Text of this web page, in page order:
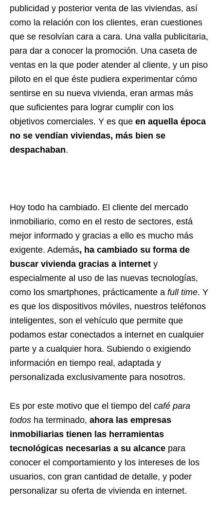
publicidad y posterior venta de las viviendas, así
como la relación con los clientes, eran cuestiones
que se resolvían cara a cara. Una valla publicitaria,
para dar a conocer la promoción. Una caseta de
ventas en la que poder atender al cliente, y un piso
piloto en el que éste pudiera experimentar cómo
sentirse en su nueva vivienda, eran armas más
que suficientes para lograr cumplir con los
objetivos comerciales. Y es que en aquella época
no se vendían viviendas, más bien se
despachaban.
Hoy todo ha cambiado. El cliente del mercado
inmobiliario, como en el resto de sectores, está
mejor informado y gracias a ello es mucho más
exigente. Además, ha cambiado su forma de
buscar vivienda gracias a internet y
especialmente al uso de las nuevas tecnologías,
como los smartphones, prácticamente a full time. Y
es que los dispositivos móviles, nuestros teléfonos
inteligentes, son el vehículo que permite que
podamos estar conectados a internet en cualquier
parte y a cualquier hora. Subiendo o exigiendo
información en tiempo real, adaptada y
personalizada exclusivamente para nosotros.
Es por este motivo que el tiempo del café para
todos ha terminado, ahora las empresas
inmobiliarias tienen las herramientas
tecnológicas necesarias a su alcance para
conocer el comportamiento y los intereses de los
usuarios, con gran cantidad de detalle, y poder
personalizar su oferta de vivienda en internet.